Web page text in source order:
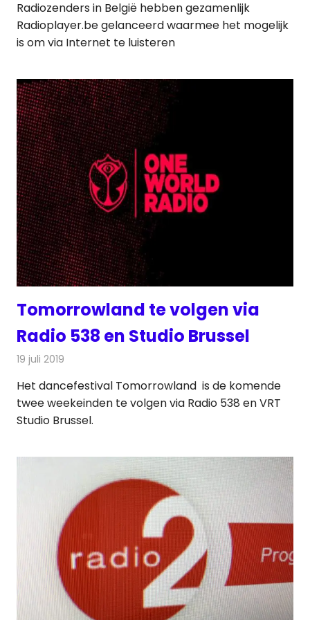
Radiozenders in België hebben gezamenlijk
Radioplayer.be gelanceerd waarmee het mogelijk
is om via Internet te luisteren
Tomorrowland te volgen via
Radio 538 en Studio Brussel
19 juli 2019
Het dancefestival Tomorrowland is de komende
twee weekeinden te volgen via Radio 538 en VRT
Studio Brussel.